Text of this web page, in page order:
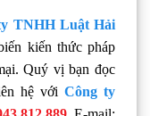
TNHH Luật Hải
kiến thức pháp
Quý vị bạn đọc
hệ với Công ty